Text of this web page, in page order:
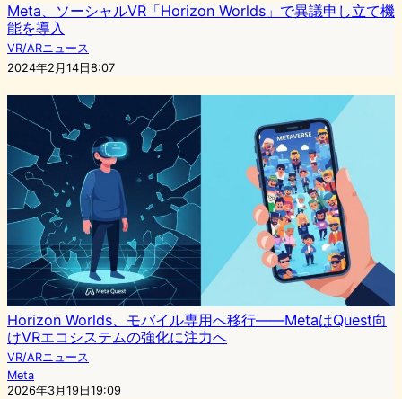
Meta、ソーシャルVR「Horizon Worlds」で異議申し立て機
能を導入
VR/ARニュース
2024年2月14日8:07
Horizon Worlds、モバイル専用へ移行——MetaはQuest向
けVRエコシステムの強化に注力へ
VR/ARニュース
Meta
2026年3月19日19:09